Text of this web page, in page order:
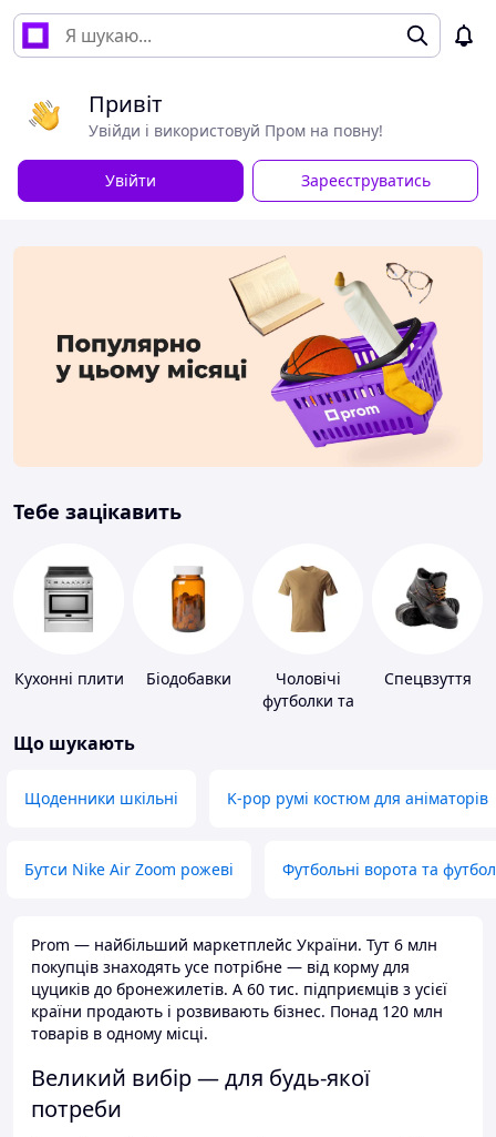
Привіт
Увійди і використовуй Пром на повну!
Увійти Зареєструватись
Тебе зацікавить
Кухонні плити Біодобавки
Чоловічі
футболки та
Спецвзуття
Що шукають
Щоденники шкільні K-pop румі костюм для аніматорів
Бутси Nike Air Zoom рожеві Футбольні ворота та
Prom — найбільший маркетплейс України. Тут 6 млн
покупців знаходять усе потрібне — від корму для
цуциків до бронежилетів. А 60 тис. підприємців з усієї
країни продають і розвивають бізнес. Понад 120 млн
товарів в одному місці.
Великий вибір — для будь-якої
потреби